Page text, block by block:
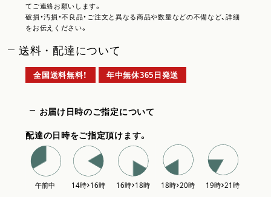
てご連絡お願いします。
破損・汚損・不良品・ご注文と異なる商品や数量などの不備など、詳細
をお伝えください。
送料・配達について
全国送料無料！ 年中無休365日発送
お届け日時のご指定について
配達の日時をご指定頂けます。